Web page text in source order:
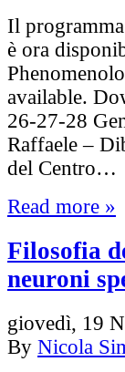
Il
è ora
available.
26-27-28
Raffaele –
del Centro…
Read more »
Filosofia
neuroni
giovedì, 19
By Nicola